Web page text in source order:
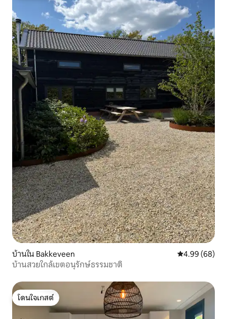
บ้านใน Bakkeveen คะแนนเฉลี่ย
4.99 (68)
บ้านสวยใกล้เขตอนุรักษ์ธรรมชาติ
โดนใจเกสต์
โดนใจเกสต์